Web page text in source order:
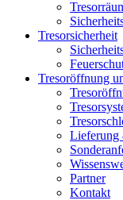
Tresorsicherheit
Tresoröffnung
Lieferung
Partner
Kontakt